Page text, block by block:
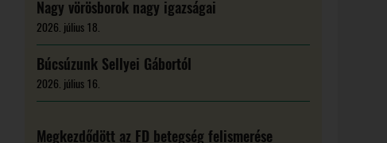
Nagy vörösborok nagy igazságai
2026. július 18.
Búcsúzunk Sellyei Gábortól
2026. július 16.
Megkezdődött az FD betegség felismerése